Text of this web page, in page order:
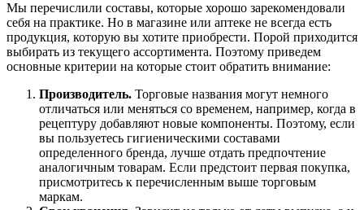
Мы перечислили составы, которые хорошо зарекомендовали
себя на практике. Но в магазине или аптеке не всегда есть
продукция, которую вы хотите приобрести. Порой приходится
выбирать из текущего ассортимента. Поэтому приведем
основные критерии на которые стоит обратить внимание:
Производитель. Торговые названия могут немного
отличаться или меняться со временем, например, когда в
рецептуру добавляют новые компоненты. Поэтому, если
вы пользуетесь гигиеническими составами
определенного бренда, лучше отдать предпочтение
аналогичным товарам. Если предстоит первая покупка,
присмотритесь к перечисленным выше торговым
маркам.